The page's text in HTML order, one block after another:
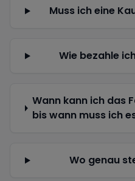
Muss ich eine
Wie bezahle
Wann kann ich das
bis wann muss ich
Wo genau